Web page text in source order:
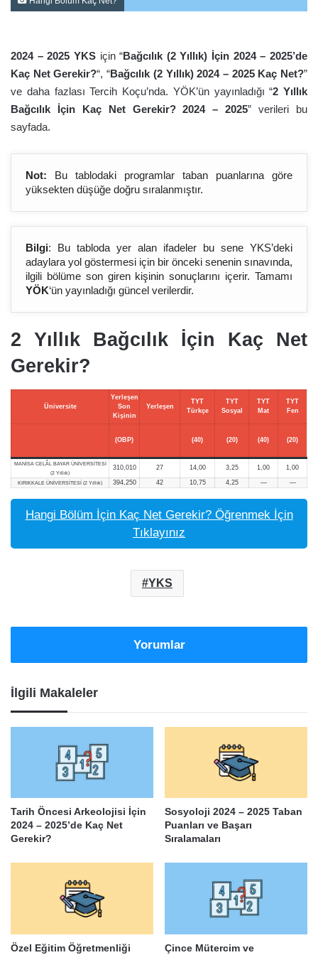
2024 – 2025 YKSiçin “Bağcılık (2 Yıllık) İçin 2024 – 2025’de
Kaç Net Gerekir?“, “Bağcılık (2 Yıllık) 2024 – 2025 Kaç Net?”
ve daha fazlası Tercih Koçu’nda. YÖK’ün yayınladığı “2 Yıllık
Bağcılık İçin Kaç Net Gerekir? 2024 – 2025” verileri bu
sayfada.
Not: Bu tablodaki programlar taban puanlarına göre
yüksekten düşüğe doğru sıralanmıştır.
Bilgi: Bu tabloda yer alan ifadeler bu sene YKS’deki
adaylara yol göstermesi için bir önceki senenin sınavında,
ilgili bölüme son giren kişinin sonuçlarını içerir. Tamamı
YÖK‘ün yayınladığı güncel verilerdir.
2 Yıllık Bağcılık İçin Kaç Net
Gerekir?
Üniversite
Yerleşen
Son
Kişinin
Yerleşen
TYT
Türkçe
TYT
Sosyal
TYT
Mat
TYT
Fen
(OBP) (40) (20) (40) (20)
MANİSA CELÂL BAYAR ÜNİVERSİTESİ
(2 Yıllık)
310,010 27 14,00 3,25 1,00 1,00
KIRIKKALE ÜNİVERSİTESİ (2 Yıllık) 394,250 42 10,75 4,25 — —
Hangi Bölüm İçin Kaç Net Gerekir? Öğrenmek İçin
Tıklayınız
YKS
Yorumlar
İlgili Makaleler
Tarih Öncesi Arkeolojisi İçin
2024 – 2025’de Kaç Net
Gerekir?
Sosyoloji 2024 – 2025 Taban
Puanları ve Başarı
Sıralamaları
Özel Eğitim Öğretmenliği Çince Mütercim ve